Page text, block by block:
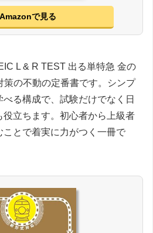
Amazonで見る
L & R TEST 出る単特急 金の
策の不動の定番書です。シンプ
る構成で、試験だけでなく日
立ちます。初心者から上級者
ことで着実に力がつく一冊で